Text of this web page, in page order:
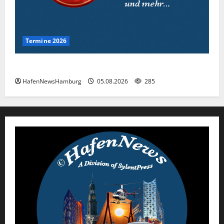
Termine 2026
HafenNewsHamburg 05.08.2026 285